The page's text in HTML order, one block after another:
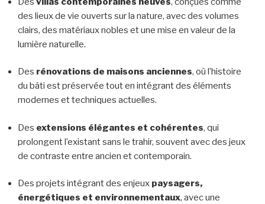
des lieux de vie ouverts sur la nature, avec des volumes
clairs, des matériaux nobles et une mise en valeur de la
lumière naturelle.
Des rénovations de maisons anciennes, où l’histoire
du bâti est préservée tout en intégrant des éléments
modernes et techniques actuelles.
Des extensions élégantes et cohérentes, qui
prolongent l’existant sans le trahir, souvent avec des jeux
de contraste entre ancien et contemporain.
Des projets intégrant des enjeux paysagers,
énergétiques et environnementaux, avec une